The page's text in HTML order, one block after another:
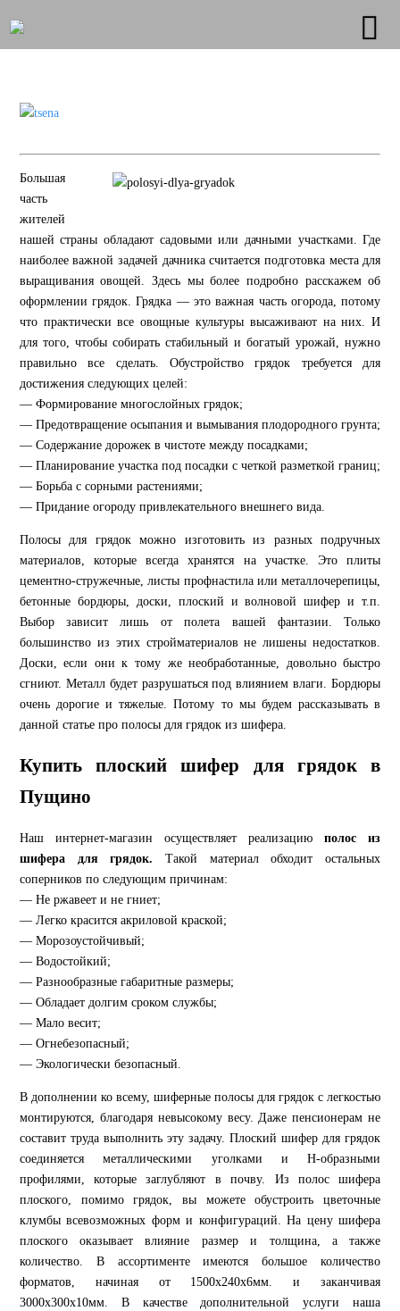
Большая
часть
жителей
нашей страны обладают садовыми или дачными участками. Где
наиболее важной задачей дачника считается подготовка места для
выращивания овощей. Здесь мы более подробно расскажем об
оформлении грядок. Грядка — это важная часть огорода, потому
что практически все овощные культуры высаживают на них. И
для того, чтобы собирать стабильный и богатый урожай, нужно
правильно все сделать. Обустройство грядок требуется для
достижения следующих целей:
— Формирование многослойных грядок;
— Предотвращение осыпания и вымывания плодородного грунта;
— Содержание дорожек в чистоте между посадками;
— Планирование участка под посадки с четкой разметкой границ;
— Борьба с сорными растениями;
— Придание огороду привлекательного внешнего вида.
Полосы для грядок можно изготовить из разных подручных
материалов, которые всегда хранятся на участке. Это плиты
цементно-стружечные, листы профнастила или металлочерепицы,
бетонные бордюры, доски, плоский и волновой шифер и т.п.
Выбор зависит лишь от полета вашей фантазии. Только
большинство из этих стройматериалов не лишены недостатков.
Доски, если они к тому же необработанные, довольно быстро
сгниют. Металл будет разрушаться под влиянием влаги. Бордюры
очень дорогие и тяжелые. Потому то мы будем рассказывать в
данной статье про полосы для грядок из шифера.
Купить плоский шифер для грядок в
Пущино
Наш интернет-магазин осуществляет реализацию полос из
шифера для грядок. Такой материал обходит остальных
соперников по следующим причинам:
— Не ржавеет и не гниет;
— Легко красится акриловой краской;
— Морозоустойчивый;
— Водостойкий;
— Разнообразные габаритные размеры;
— Обладает долгим сроком службы;
— Мало весит;
— Огнебезопасный;
— Экологически безопасный.
В дополнении ко всему, шиферные полосы для грядок с легкостью
монтируются, благодаря невысокому весу. Даже пенсионерам не
составит труда выполнить эту задачу. Плоский шифер для грядок
соединяется металлическими уголками и Н-образными
профилями, которые заглубляют в почву. Из полос шифера
плоского, помимо грядок, вы можете обустроить цветочные
клумбы всевозможных форм и конфигураций. На цену шифера
плоского оказывает влияние размер и толщина, а также
количество. В ассортименте имеются большое количество
форматов, начиная от 1500х240х6мм. и заканчивая
3000х300х10мм. В качестве дополнительной услуги наша